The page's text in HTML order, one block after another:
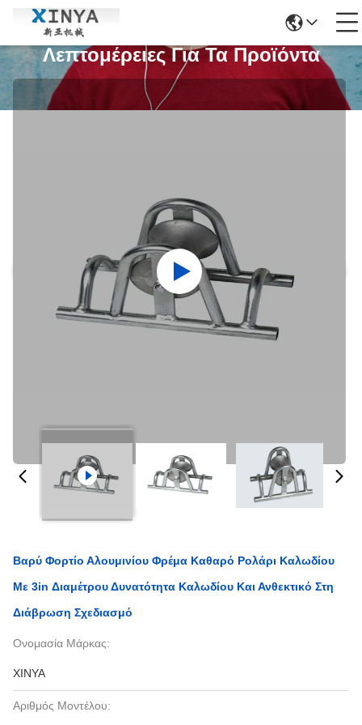
Λεπτομέρειες Για Τα Προϊόντα
Βαρύ Φορτίο Αλουμινίου Φρέμα Καθαρό Ρολάρι Καλωδίου
Με 3in Διαμέτρου Δυνατότητα Καλωδίου Και Ανθεκτικό Στη
Διάβρωση Σχεδιασμό
Ονομασία Μάρκας:
XINYA
Αριθμός Μοντέλου: